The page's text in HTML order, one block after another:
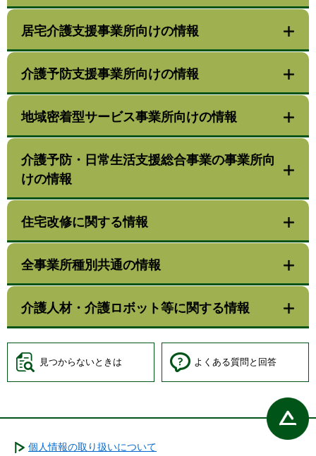
居宅介護支援事業所向けの情報
介護予防支援事業所向けの情報
地域密着型サービス事業所向けの情報
介護予防・日常生活支援総合事業の事業所向
けの情報
住宅改修に関する情報
全事業所種別共通の情報
介護人材・介護ロボット等に関する情報
見つからないときは よくある質問と回答
個人情報の取り扱いについて